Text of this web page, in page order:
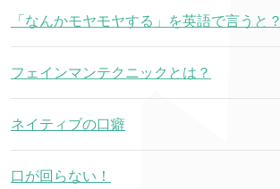
「なんかモヤモヤする」を英語で言うと？
フェインマンテクニックとは？
ネイティブの口癖
口が回らない！